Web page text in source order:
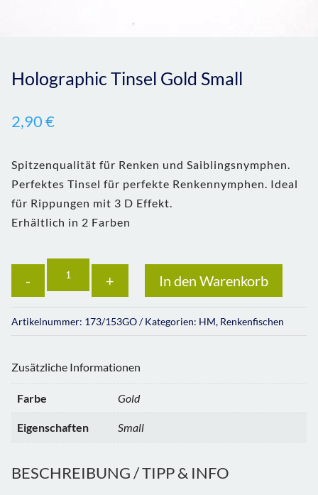
Holographic Tinsel Gold Small
2,90€
Spitzenqualität für Renken und Saiblingsnymphen.
Perfektes Tinsel für perfekte Renkennymphen. Ideal
für Rippungen mit 3 D Effekt.
Erhältlich in 2 Farben
Anzahl
In den Warenkorb
Artikelnummer: 173/153GO Kategorien: HM, Renkenfischen
Zusätzliche Informationen
Farbe Gold
Eigenschaften Small
BESCHREIBUNG / TIPP & INFO